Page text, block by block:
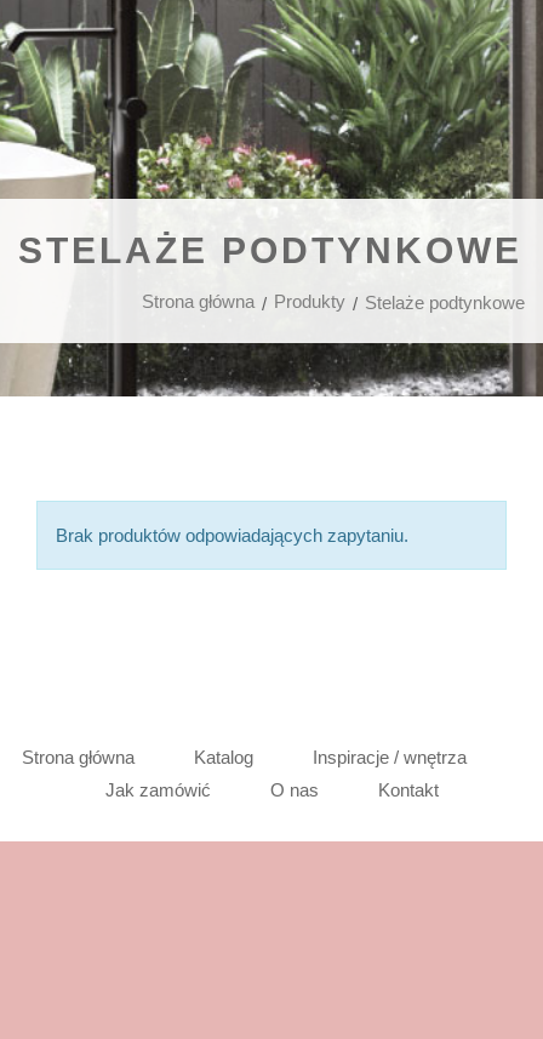
STELAŻE PODTYNKOWE
Strona główna Produkty Stelaże podtynkowe
Brak produktów odpowiadających zapytaniu.
Strona główna Katalog
Inspiracje / wnętrza
Jak zamówić
O nas Kontakt